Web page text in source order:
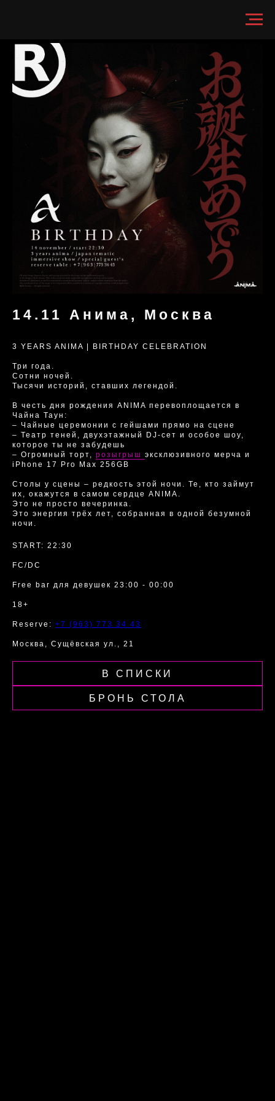
14.11 Анима, Москва
3 YEARS ANIMA | BIRTHDAY CELEBRATION
Три года.
Сотни ночей.
Тысячи историй, ставших легендой.
В честь дня рождения ANIMA перевоплощается в
Чайна Таун:
– Чайные церемонии с гейшами прямо на сцене
– Театр теней, двухэтажный DJ-сет и особое шоу,
которое ты не забудешь
– Огромный торт, розыгрыш эксклюзивного мерча и
iPhone 17 Pro Max 256GB
Столы у сцены – редкость этой ночи. Те, кто займут
их, окажутся в самом сердце ANIMA.
Это не просто вечеринка.
Это энергия трёх лет, собранная в одной безумной
ночи.
START: 22:30
FC/DC
Free bar для девушек 23:00 - 00:00
18+
Reserve: +7 (963) 773 34 43
Москва, Сущёвская ул., 21
В СПИСКИ
БРОНЬ СТОЛА